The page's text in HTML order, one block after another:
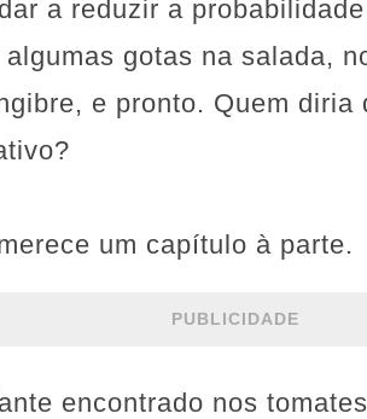
a reduzir a
gotas na salada,
e pronto. Quem
um capítulo à parte.
PUBLICIDADE
encontrado nos